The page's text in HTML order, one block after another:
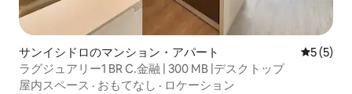
サンイシドロのマンション・アパート レビュー
5 (5)
ラグジュアリー1 BR C.金融 | 300 MB |デスクトップ
屋内スペース · おもてなし · ロケーション